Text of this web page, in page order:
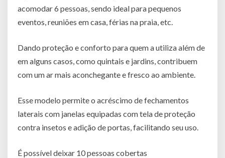
acomodar 6 pessoas, sendo ideal para pequenos
eventos, reuniões em casa, férias na praia, etc.
Dando proteção e conforto para quem a utiliza além de
em alguns casos, como quintais e jardins, contribuem
com um ar mais aconchegante e fresco ao ambiente.
Esse modelo permite o acréscimo de fechamentos
laterais com janelas equipadas com tela de proteção
contra insetos e adição de portas, facilitando seu uso.
É possível deixar 10 pessoas cobertas